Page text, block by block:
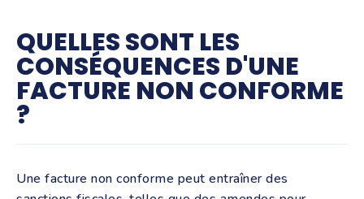
QUELLES SONT LES
CONSÉQUENCES D'UNE
FACTURE NON CONFORME
?
Une facture non conforme peut entraîner des